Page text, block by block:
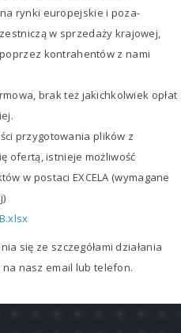
rynki europejskie i poza-
w sprzedaży krajowej,
kontrahentów z nami
brak też jakichkolwiek opłat
przygotowania plików z
ofertą, istnieje możliwość
w postaci EXCELA (wymagane
się ze szczegółami działania
nasz email lub telefon.